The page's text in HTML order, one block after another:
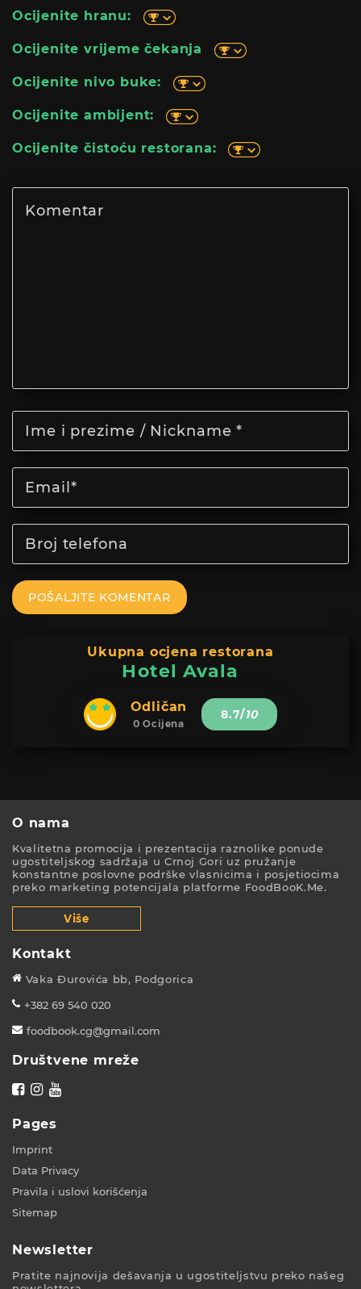
Ocijenite hranu:
Ocijenite vrijeme čekanja
Ocijenite nivo buke:
Ocijenite ambijent:
Ocijenite čistoću restorana:
POŠALJITE KOMENTAR
Ukupna ocjena restorana
Hotel Avala
Odličan
0 Ocijena
8.7/10
O nama
Kvalitetna promocija i prezentacija raznolike ponude
ugostiteljskog sadržaja u Crnoj Gori uz pružanje
konstantne poslovne podrške vlasnicima i posjetiocima
preko marketing potencijala platforme FoodBooK.Me.
Više
Kontakt
Vaka Đurovića bb, Podgorica
+382 69 540 020
foodbook.cg@gmail.com
Društvene mreže
Pages
Imprint
Data Privacy
Pravila i uslovi korišćenja
Sitemap
Newsletter
Pratite najnovija dešavanja u ugostiteljstvu preko našeg